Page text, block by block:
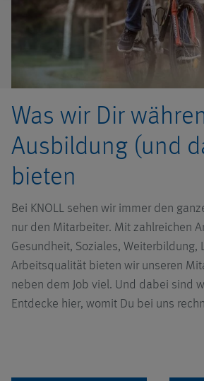
Was wir Dir
Ausbildung (und
bieten
Bei KNOLL sehen wir immer den
nur den Mitarbeiter. Mit zahlreichen
Gesundheit, Soziales, Weiterbildung,
Arbeitsqualität bieten wir unseren
neben dem Job viel. Und dabei sind
Entdecke hier, womit Du bei uns